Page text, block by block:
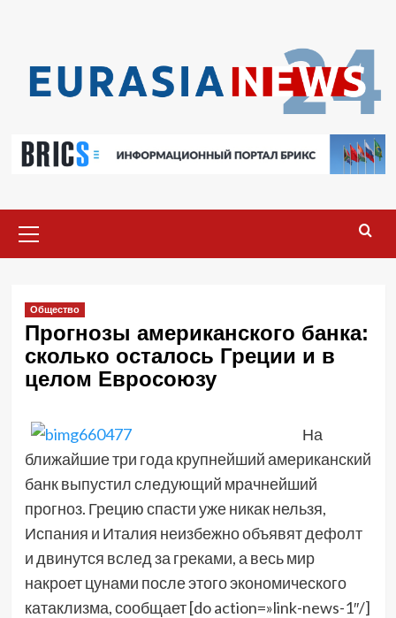
меню
Общество
Прогнозы американского банка:
сколько осталось Греции и в
целом Евросоюзу
На
ближайшие три года крупнейший американский
банк выпустил следующий мрачнейший
прогноз. Грецию спасти уже никак нельзя,
Испания и Италия неизбежно объявят дефолт
и двинутся вслед за греками, а весь мир
накроет цунами после этого экономического
катаклизма, сообщает [do action=»link-news-1″/]